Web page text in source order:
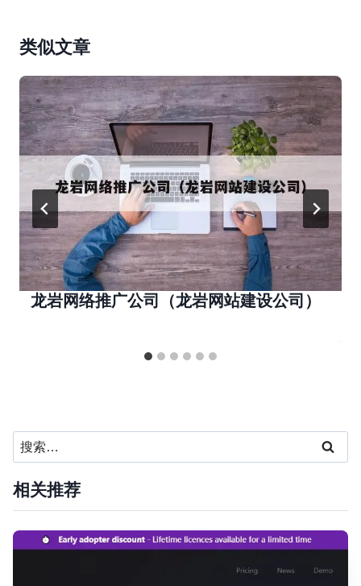
类似文章
龙岩网络推广公司（龙岩网站建设公司）
搜
索：
相关推荐